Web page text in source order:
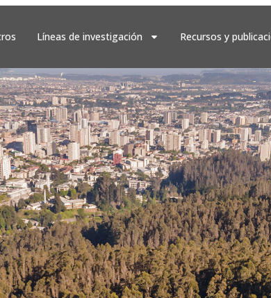
Líneas de investigación Recursos y